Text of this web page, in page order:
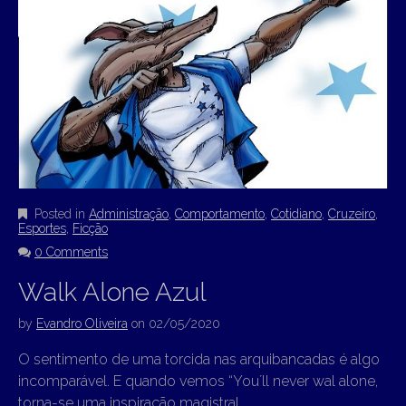
Posted in Administração, Comportamento, Cotidiano, Cruzeiro,
Esportes, Ficção
0 Comments
Walk Alone Azul
by Evandro Oliveira on 02/05/2020
O sentimento de uma torcida nas arquibancadas é algo
incomparável. E quando vemos “You´ll never wal alone,